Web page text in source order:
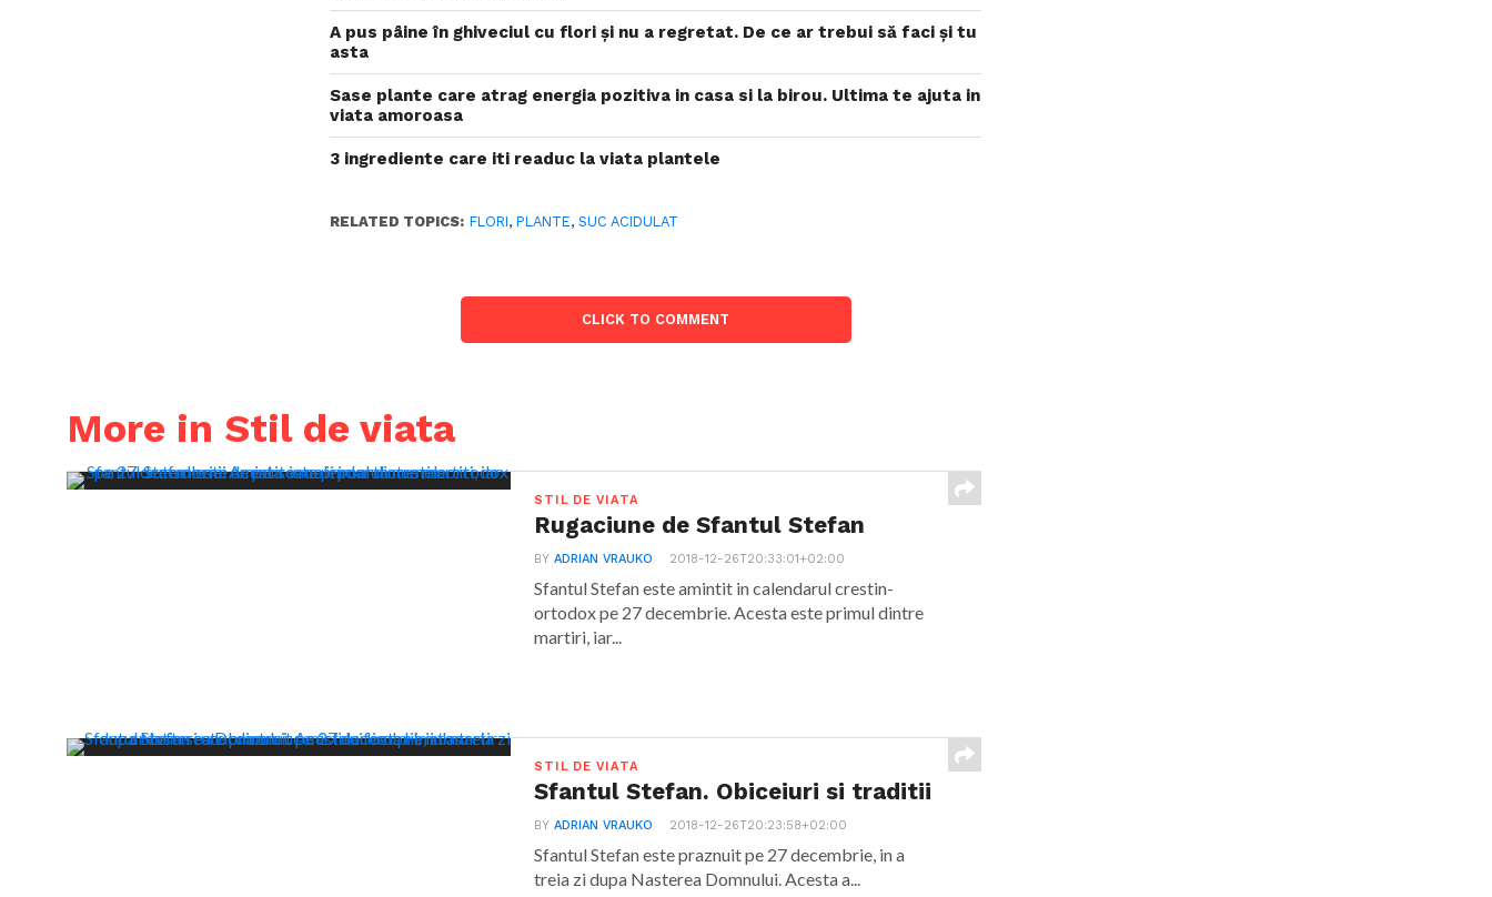
A pus pâine în ghiveciul cu flori și nu a regretat. De ce ar trebui să faci și tu
asta
Sase plante care atrag energia pozitiva in casa si la birou. Ultima te ajuta in
viata amoroasa
3 ingrediente care iti readuc la viata plantele
RELATED TOPICS: FLORI,PLANTE,SUC ACIDULAT
CLICK TO COMMENT
More in Stil de viata
STIL DE VIATA
Rugaciune de Sfantul Stefan
BYADRIAN VRAUKO 2018-12-26T20:33:01+02:00
Sfantul Stefan este amintit in calendarul crestin-
ortodox pe 27 decembrie. Acesta este primul dintre
martiri, iar...
STIL DE VIATA
Sfantul Stefan. Obiceiuri si traditii
BYADRIAN VRAUKO 2018-12-26T20:23:58+02:00
Sfantul Stefan este praznuit pe 27 decembrie, in a
treia zi dupa Nasterea Domnului. Acesta a...